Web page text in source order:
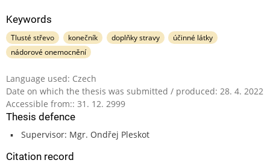
Keywords
Tlusté střevo konečník doplňky stravy
účinné látky
nádorové onemocnění
Language used: Czech
Date on which the thesis was submitted / produced: 28. 4. 2022
Accessible from:: 31. 12. 2999
Thesis defence
Supervisor: Mgr. Ondřej Pleskot
Citation record